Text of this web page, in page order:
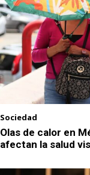
Sociedad
Olas de calor en
afectan la salud